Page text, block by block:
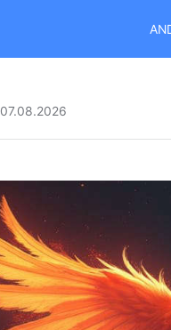
07.08.2026